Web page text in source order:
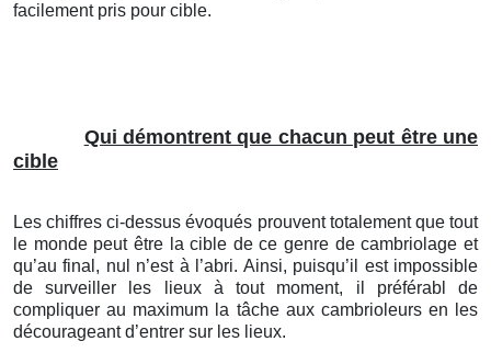
facilement pris pour cible.
Qui démontrent que chacun peut être une
cible
Les chiffres ci-dessus évoqués prouvent totalement que tout
le monde peut être la cible de ce genre de cambriolage et
qu’au final, nul n’est à l’abri. Ainsi, puisqu’il est impossible
de surveiller les lieux à tout moment, il préférabl de
compliquer au maximum la tâche aux cambrioleurs en les
décourageant d’entrer sur les lieux.